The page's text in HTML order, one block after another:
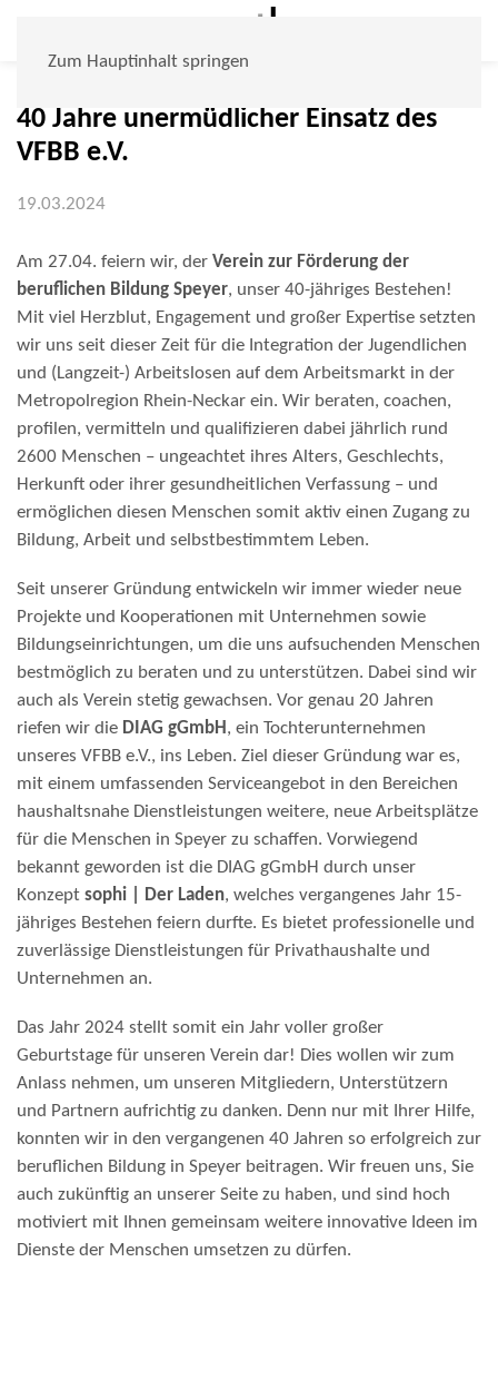
Zum Hauptinhalt springen
40 Jahre unermüdlicher Einsatz des
VFBB e.V.
19.03.2024
Am 27.04. feiern wir, der Verein zur Förderung der
beruflichen Bildung Speyer, unser 40-jähriges Bestehen!
Mit viel Herzblut, Engagement und großer Expertise setzten
wir uns seit dieser Zeit für die Integration der Jugendlichen
und (Langzeit-) Arbeitslosen auf dem Arbeitsmarkt in der
Metropolregion Rhein-Neckar ein. Wir beraten, coachen,
profilen, vermitteln und qualifizieren dabei jährlich rund
2600 Menschen – ungeachtet ihres Alters, Geschlechts,
Herkunft oder ihrer gesundheitlichen Verfassung – und
ermöglichen diesen Menschen somit aktiv einen Zugang zu
Bildung, Arbeit und selbstbestimmtem Leben.
Seit unserer Gründung entwickeln wir immer wieder neue
Projekte und Kooperationen mit Unternehmen sowie
Bildungseinrichtungen, um die uns aufsuchenden Menschen
bestmöglich zu beraten und zu unterstützen. Dabei sind wir
auch als Verein stetig gewachsen. Vor genau 20 Jahren
riefen wir die DIAG gGmbH , ein Tochterunternehmen
unseres VFBB e.V., ins Leben. Ziel dieser Gründung war es,
mit einem umfassenden Serviceangebot in den Bereichen
haushaltsnahe Dienstleistungen weitere, neue Arbeitsplätze
für die Menschen in Speyer zu schaffen. Vorwiegend
bekannt geworden ist die DIAG gGmbH durch unser
Konzept sophi | Der Laden, welches vergangenes Jahr 15-
jähriges Bestehen feiern durfte. Es bietet professionelle und
zuverlässige Dienstleistungen für Privathaushalte und
Unternehmen an.
Das Jahr 2024 stellt somit ein Jahr voller großer
Geburtstage für unseren Verein dar! Dies wollen wir zum
Anlass nehmen, um unseren Mitgliedern, Unterstützern
und Partnern aufrichtig zu danken. Denn nur mit Ihrer Hilfe,
konnten wir in den vergangenen 40 Jahren so erfolgreich zur
beruflichen Bildung in Speyer beitragen. Wir freuen uns, Sie
auch zukünftig an unserer Seite zu haben, und sind hoch
motiviert mit Ihnen gemeinsam weitere innovative Ideen im
Dienste der Menschen umsetzen zu dürfen.